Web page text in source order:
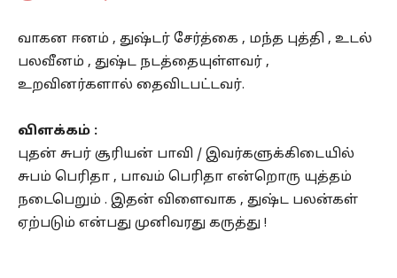
வாகன ஈனம் , துஷ்டர் சேர்த்கை , மந்த புத்தி , உடல்
பலவீனம் , துஷ்ட நடத்தையுள்ளவர் ,
உறவினர்களால் தைவிடபட்டவர்.
விளக்கம் :
புதன் சுபர் சூரியன் பாவி / இவர்களுக்கிடையில்
சுபம் பெரிதா , பாவம் பெரிதா என்றொரு யுத்தம்
நடைபெறும் . இதன் விளைவாக , துஷ்ட பலன்கள்
ஏற்படும் என்பது முனிவரது கருத்து !